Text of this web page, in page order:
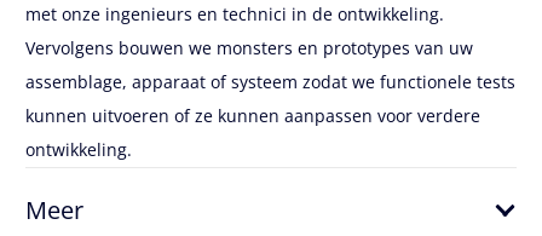
met onze ingenieurs en technici in de ontwikkeling.
Vervolgens bouwen we monsters en prototypes van uw
assemblage, apparaat of systeem zodat we functionele tests
kunnen uitvoeren of ze kunnen aanpassen voor verdere
ontwikkeling.
Meer